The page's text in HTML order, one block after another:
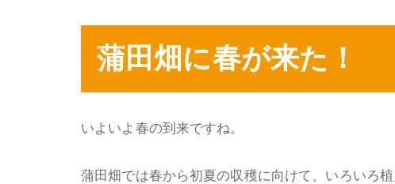
蒲田畑に春が来た！
いよいよ春の到来ですね。
蒲田畑では春から初夏の収穫に向けて、いろいろ